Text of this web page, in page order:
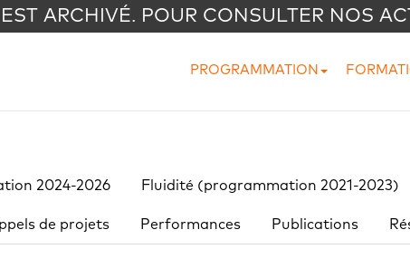
ARCHIVÉ. POUR CONSULTER NOS
PROGRAMMATION
2024-2026 Fluidité (programmation 2021-2023)
de projets Performances Publications